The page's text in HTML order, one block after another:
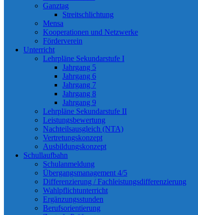
Ganztag
Streitschlichtung
Mensa
Kooperationen und Netzwerke
Förderverein
Unterricht
Lehrpläne Sekundarstufe I
Jahrgang 5
Jahrgang 6
Jahrgang 7
Jahrgang 8
Jahrgang 9
Lehrpläne Sekundarstufe II
Leistungsbewertung
Nachteilsausgleich (NTA)
Vertretungskonzept
Ausbildungskonzept
Schullaufbahn
Schulanmeldung
Übergangsmanagement 4/5
Differenzierung / Fachleistungsdifferenzierung
Wahlpflichtunterricht
Ergänzungsstunden
Berufsorientierung